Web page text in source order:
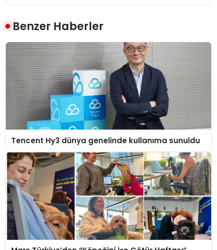
Benzer Haberler
Tencent Hy3 dünya genelinde kullanıma sunuldu